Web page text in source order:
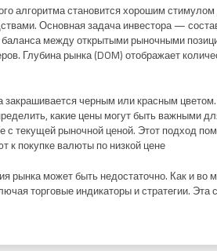
алгоритма становится хорошим
Основная задача инвестора —
между открытыми рыночными
Глубина рынка (DOM) отображает
черным или красным
какие цены могут быть важными
текущей рыночной ценой. Этот подход
к покупке валюты по низкой цене.
может быть недостаточно. Как и во
торговые индикаторы и стратегии.